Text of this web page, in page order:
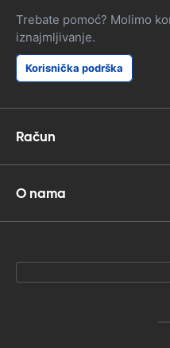
Trebate pomoć? Molimo
iznajmljivanje.
Korisnička podrška
Račun
O nama